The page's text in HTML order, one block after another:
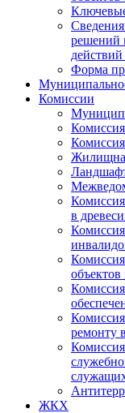
решений
Форма
Комиссии
в
ремонту
ЖКХ